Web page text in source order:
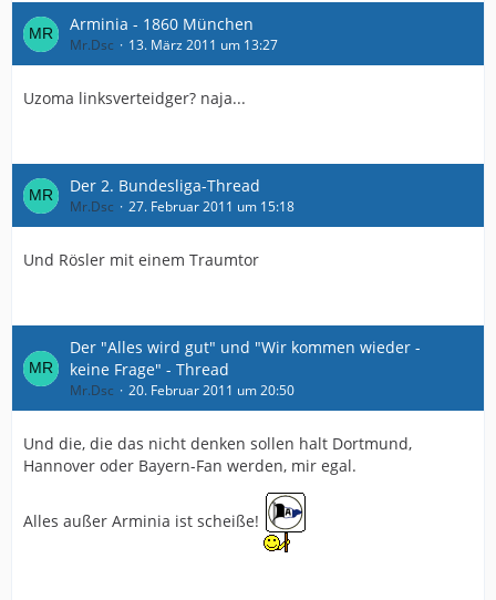
Arminia - 1860 München
Mr.Dsc 13. März 2011 um 13:27
Uzoma linksverteidger? naja...
Der 2. Bundesliga-Thread
Mr.Dsc 27. Februar 2011 um 15:18
Und Rösler mit einem Traumtor
Der "Alles wird gut" und "Wir kommen wieder -
keine Frage" - Thread
Mr.Dsc 20. Februar 2011 um 20:50
Und die, die das nicht denken sollen halt Dortmund,
Hannover oder Bayern-Fan werden, mir egal.
Alles außer Arminia ist scheiße!